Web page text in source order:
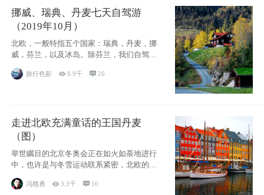
挪威、瑞典、丹麦七天自驾游
（2019年10月）
北欧，一般特指五个国家：瑞典，丹麦，挪
威，芬兰，以及冰岛。除芬兰，我们自驾游
旅行色影 8.9千 26
走进北欧充满童话的王国丹麦
（图）
举世瞩目的北京冬奥会正在如火如荼地进行
中，也许是与冬雪运动联系紧密，北欧的一
些国家因
冯赣勇 3.3千  10